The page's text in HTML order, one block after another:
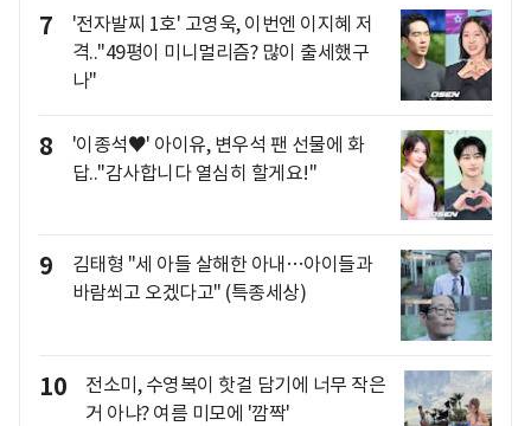
7
'전자발찌 1호' 고영욱, 이번엔 이지혜 저
격.."49평이 미니멀리즘? 많이 출세했구
나"
8
'이종석♥' 아이유, 변우석 팬 선물에 화
답.."감사합니다 열심히 할게요!"
9
김태형 "세 아들 살해한 아내…아이들과
바람쐬고 오겠다고" (특종세상)
10
전소미, 수영복이 핫걸 담기에 너무 작은
거 아냐? 여름 미모에 '깜짝'